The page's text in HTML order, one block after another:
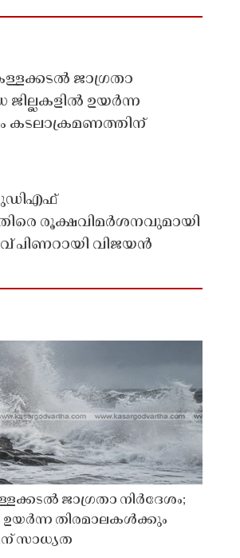
ജാഗ്രതാ
ജില്ലകളിൽ ഉയർന്ന
കടലാക്രമണത്തിന്
രൂക്ഷവിമർശനവുമായി
പിണറായി വിജയൻ
ജാഗ്രതാ നിർദേശം;
ഉയർന്ന തിരമാലകൾക്കും
സാധ്യത